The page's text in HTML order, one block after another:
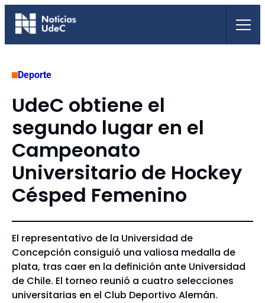
Saltar
Deporte
UdeC obtiene el
segundo lugar en el
Campeonato
Universitario de Hockey
Césped Femenino
El representativo de la Universidad de
Concepción consiguió una valiosa medalla de
plata, tras caer en la definición ante Universidad
de Chile. El torneo reunió a cuatro selecciones
universitarias en el Club Deportivo Alemán.